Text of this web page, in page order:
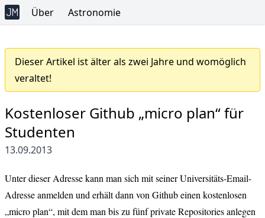
Über Astronomie
Dieser Artikel ist älter als zwei Jahre und womöglich
veraltet!
Kostenloser Github „micro plan“ für
Studenten
13.09.2013
Unterdieser Adressekann man sich mit seiner Universitäts-Email-
Adresse anmelden und erhält dann von Github einen kostenlosen
„micro plan“, mit dem man bis zu fünf private Repositories anlegen